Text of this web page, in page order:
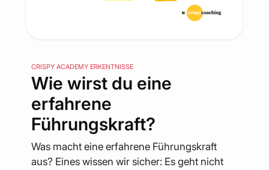
CRISPY ACADEMY ERKENTNISSE
Wie wirst du eine
erfahrene
Führungskraft?
Was macht eine erfahrene Führungskraft
aus? Eines wissen wir sicher: Es geht nicht